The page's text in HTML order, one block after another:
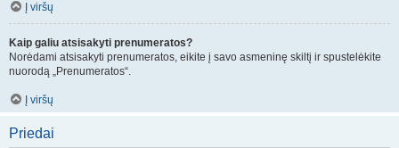
Į viršų
Kaip galiu atsisakyti prenumeratos?
Norėdami atsisakyti prenumeratos, eikite į savo asmeninę skiltį ir spustelėkite
nuorodą „Prenumeratos“.
Į viršų
Priedai